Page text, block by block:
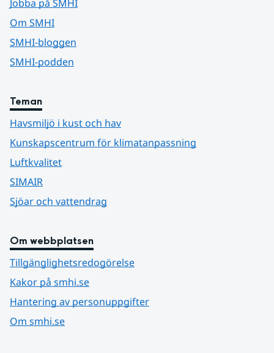
Jobba på SMHI
Om SMHI
SMHI-bloggen
SMHI-podden
Teman
Havsmiljö i kust och hav
Kunskapscentrum för klimatanpassning
Luftkvalitet
SIMAIR
Sjöar och vattendrag
Om webbplatsen
Tillgänglighetsredogörelse
Kakor på smhi.se
Hantering av personuppgifter
Om smhi.se